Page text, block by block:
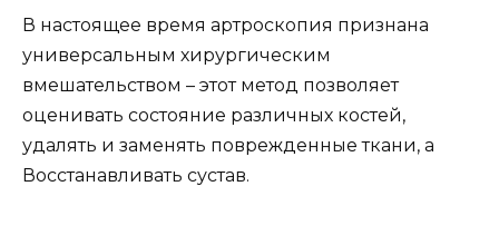
В настоящее время артроскопия признана
универсальным хирургическим
вмешательством – этот метод позволяет
оценивать состояние различных костей,
удалять и заменять поврежденные ткани, а
Восстанавливать сустав.